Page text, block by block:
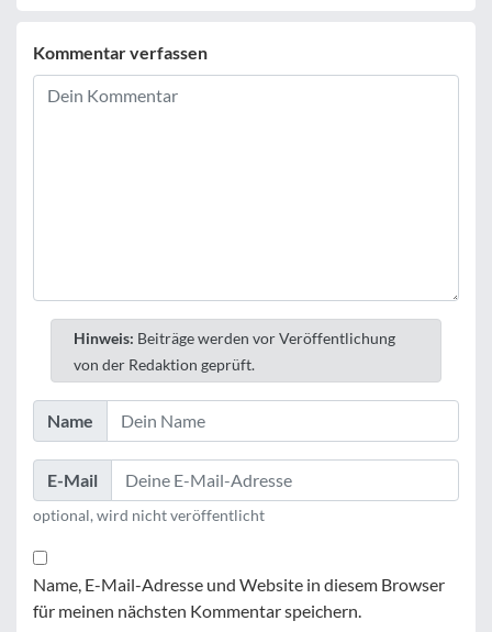
Kommentar verfassen
Hinweis: Beiträge werden vor Veröffentlichung
von der Redaktion geprüft.
Name
E-Mail
optional, wird nicht veröffentlicht
Name, E-Mail-Adresse und Website in diesem Browser
für meinen nächsten Kommentar speichern.